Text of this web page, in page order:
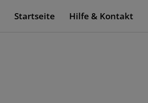
Startseite Hilfe & Kontakt